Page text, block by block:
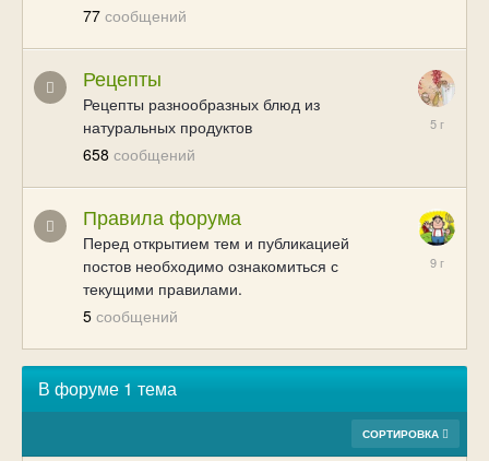
77 сообщений
Рецепты
Рецепты разнообразных блюд из
натуральных продуктов
658 сообщений
10/09/20
Правила форума
Перед открытием тем и публикацией
постов необходимо ознакомиться с
текущими правилами.
5 сообщений
07/05/17
В форуме 1 тема
СОРТИРОВКА